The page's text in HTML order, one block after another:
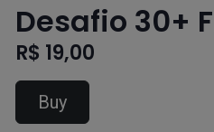
Desafio 30+
R$ 19,00
Buy